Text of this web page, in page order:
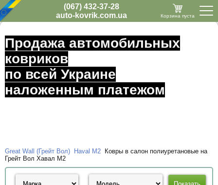
(067) 432-37-28
auto-kovrik.com.ua
Корзина пуста
Продажа автомобильных
ковриков
по всей Украине
наложенным платежом
Great Wall (Грейт Вол) Haval M2
Ковры в салон полиуретановые на
Грейт Вол Хавал M2